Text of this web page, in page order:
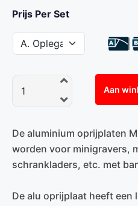
Prijs Per Set
Aan
De aluminium oprijplaten
worden voor minigravers,
schrankladers, etc. met
De alu oprijplaat heeft een